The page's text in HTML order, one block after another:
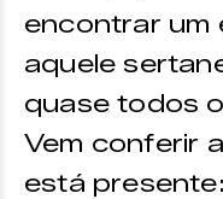
encontrar um
aquele
quase todos
Vem conferir
está presente: